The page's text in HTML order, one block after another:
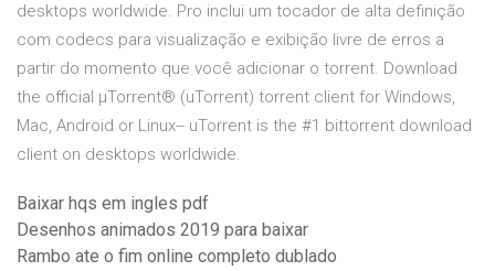
desktops worldwide. Pro inclui um tocador de alta definição
com codecs para visualização e exibição livre de erros a
partir do momento que você adicionar o torrent. Download
the official µTorrent® (uTorrent) torrent client for Windows,
Mac, Android or Linux-- uTorrent is the #1 bittorrent download
client on desktops worldwide.
Baixar hqs em ingles pdf
Desenhos animados 2019 para baixar
Rambo ate o fim online completo dublado